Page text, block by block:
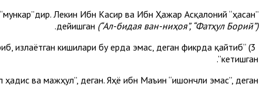
Лекин Ибн Касир ва Ибн Ҳажар Асқалоний “ҳасан”
дейишган (“Ал-бидая ван-ниҳоя”, “Фатҳул Борий”)
.
излаётган кишилари бу ерда эмас, деган фикрда қайтиб
кетишган”.
ва мажҳул”, деган. Яҳё ибн Маъин “ишончли эмас”, деган.